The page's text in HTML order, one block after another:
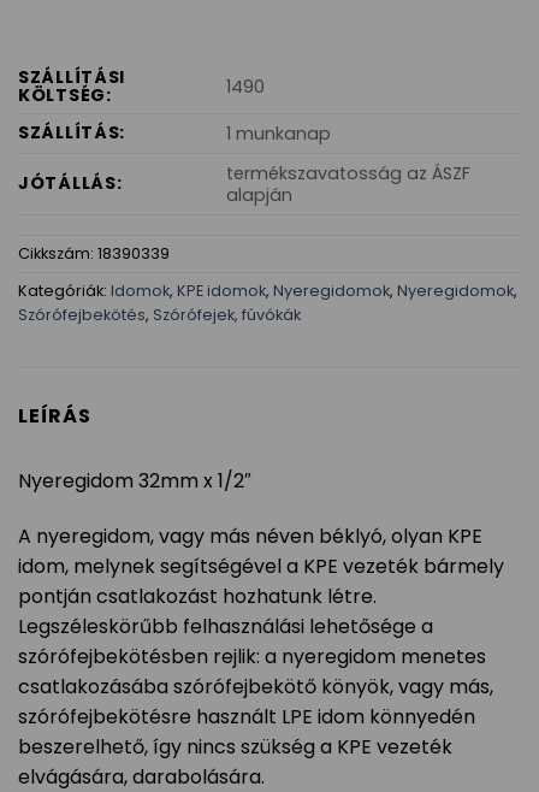
SZÁLLÍTÁSI
KÖLTSÉG:
1490
SZÁLLÍTÁS:
1 munkanap
JÓTÁLLÁS:
termékszavatosság az ÁSZF
alapján
Cikkszám: 18390339
Kategóriák: Idomok, KPE idomok, Nyeregidomok, Nyeregidomok,
Szórófejbekötés, Szórófejek, fúvókák
LEÍRÁS
Nyeregidom 32mm x 1/2″
A nyeregidom, vagy más néven béklyó, olyan KPE
idom, melynek segítségével a KPE vezeték bármely
pontján csatlakozást hozhatunk létre.
Legszéleskörűbb felhasználási lehetősége a
szórófejbekötésben rejlik: a nyeregidom menetes
csatlakozásába szórófejbekötő könyök, vagy más,
szórófejbekötésre használt LPE idom könnyedén
beszerelhető, így nincs szükség a KPE vezeték
elvágására, darabolására.